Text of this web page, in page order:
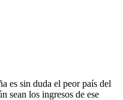
es sin duda el peor país del
sean los ingresos de ese